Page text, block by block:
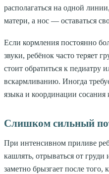
располагаться на одной
матери, а нос — оставаться
Если кормления постоянно
звуки, ребёнок часто теряет
стоит обратиться к педиатру
вскармливанию. Иногда
языка и координации сосания
Слишком сильный
При интенсивном приливе
кашлять, отрываться от
заметно брызгает после того,